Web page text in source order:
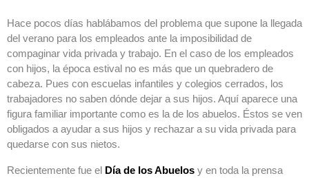
Hace pocos días hablábamos del problema que supone la llegada
del verano para los empleados ante la imposibilidad de
compaginar vida privada y trabajo. En el caso de los empleados
con hijos, la época estival no es más que un quebradero de
cabeza. Pues con escuelas infantiles y colegios cerrados, los
trabajadores no saben dónde dejar a sus hijos. Aquí aparece una
figura familiar importante como es la de los abuelos. Éstos se ven
obligados a ayudar a sus hijos y rechazar a su vida privada para
quedarse con sus nietos.
Recientemente fue el Día de los Abuelos y en toda la prensa